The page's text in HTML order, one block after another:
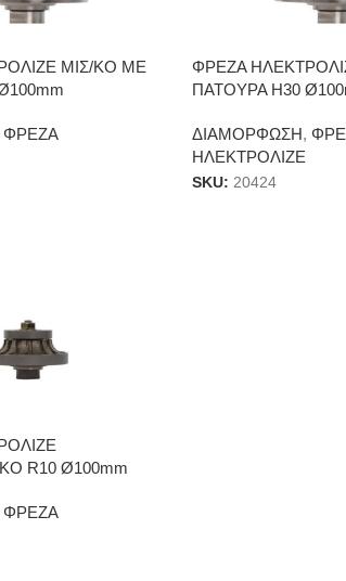
ΜΙΣ/ΚΟ ΜΕ
ΦΡΕΖΑ
ΦΡΕΖΑ
ΠΑΤΟΥΡΑ Η30
ΔΙΑΜΟΡΦΩΣΗ,
ΗΛΕΚΤΡΟΛΙΖΕ
SKU: 20424
R10 Ø100mm
ΦΡΕΖΑ